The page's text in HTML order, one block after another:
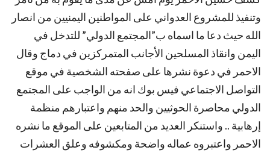
وتنفيذ للمشروع العدواني على المواطنين اليمنيين من انصار
الله حيث دعا ما اسماه ب”المجتمع الدولي” للتدخل في
اليمن وانقاذ المسلحين الأجانب المتمركزين في دماج وقال
الاحمر في دعوة نشرها على صفحته الشخصية في موقع
التواصل الاجتماعي فيس بوك انه من الواجب على المجتمع
الدولي محاصرة الحوثيين والحد منهم واعتبارهم منظمة
إرهابية .. واستنكر العديد من المتابعين على الموقع ما نشره
الاحمر واعتبروه عماله واضحة ومكشوفه وعلق العشرات